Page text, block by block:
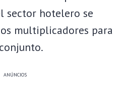
sector hotelero se
multiplicadores para
ANÚNCIOS